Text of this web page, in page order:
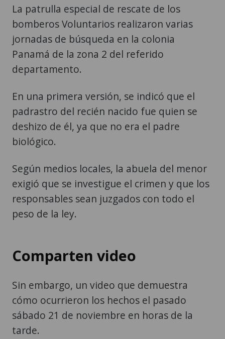
La patrulla especial de rescate de los
bomberos Voluntarios realizaron varias
jornadas de búsqueda en la colonia
Panamá de la zona 2 del referido
departamento.
En una primera versión, se indicó que el
padrastro del recién nacido fue quien se
deshizo de él, ya que no era el padre
biológico.
Según medios locales, la abuela del menor
exigió que se investigue el crimen y que los
responsables sean juzgados con todo el
peso de la ley.
Comparten video
Sin embargo, un video que demuestra
cómo ocurrieron los hechos el pasado
sábado 21 de noviembre en horas de la
tarde.